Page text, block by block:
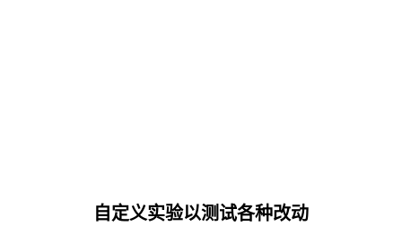
自定义实验以测试各种改动